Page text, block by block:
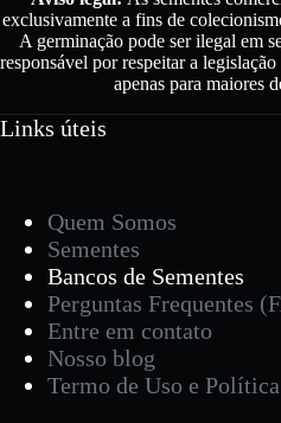
exclusivamente a fins de
A germinação pode ser ilegal em
responsável por respeitar a
apenas para maiores
Links úteis
Quem Somos
Sementes
Bancos de Sementes
Perguntas Frequentes
Entre em contato
Nosso blog
Termo de Uso e